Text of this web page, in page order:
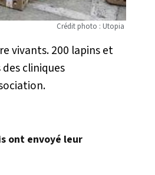
Crédit photo : Utopia
vivants. 200 lapins et
cliniques
ont envoyé leur